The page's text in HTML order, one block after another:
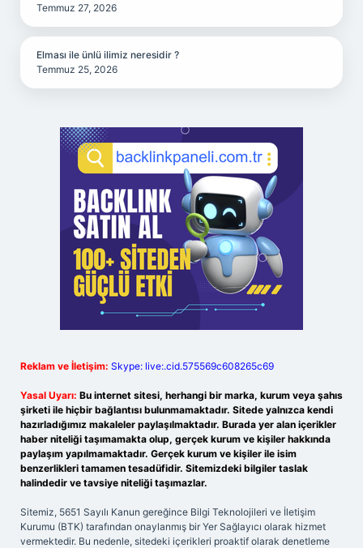
Temmuz 27, 2026
Elması ile ünlü ilimiz neresidir ?
Temmuz 25, 2026
Reklam ve İletişim: Skype: live:.cid.575569c608265c69
Yasal Uyarı: Bu internet sitesi, herhangi bir marka, kurum veya şahıs
şirketi ile hiçbir bağlantısı bulunmamaktadır. Sitede yalnızca kendi
hazırladığımız makaleler paylaşılmaktadır. Burada yer alan içerikler
haber niteliği taşımamakta olup, gerçek kurum ve kişiler hakkında
paylaşım yapılmamaktadır. Gerçek kurum ve kişiler ile isim
benzerlikleri tamamen tesadüfidir. Sitemizdeki bilgiler taslak
halindedir ve tavsiye niteliği taşımazlar.
Sitemiz, 5651 Sayılı Kanun gereğince Bilgi Teknolojileri ve İletişim
Kurumu (BTK) tarafından onaylanmış bir Yer Sağlayıcı olarak hizmet
vermektedir. Bu nedenle, sitedeki içerikleri proaktif olarak denetleme